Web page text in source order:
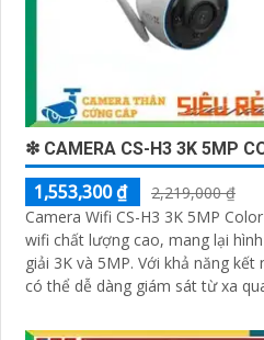
❇ CAMERA CS-H3 3K 5MP
1,553,300 ₫
2,219,000 ₫
Camera Wifi CS-H3 3K 5MP
wifi chất lượng cao, mang lại
giải 3K và 5MP. Với khả năng kết nối không dây, người dùng
có thể dễ dàng giám sát từ xa